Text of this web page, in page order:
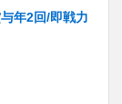
年2回/即戦力